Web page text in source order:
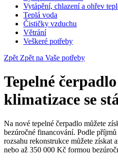
Vytápění, chlazení a ohřev
Teplá voda
Čističky vzduchu
Větrání
Veškeré potřeby
Zpět Zpět na Vaše potřeby
Tepelné
klimatizace se
Na nové tepelné čerpadlo můžete
bezúročné financování. Podle
rozsahu rekonstrukce můžete získat
nebo až 350 000 Kč formou